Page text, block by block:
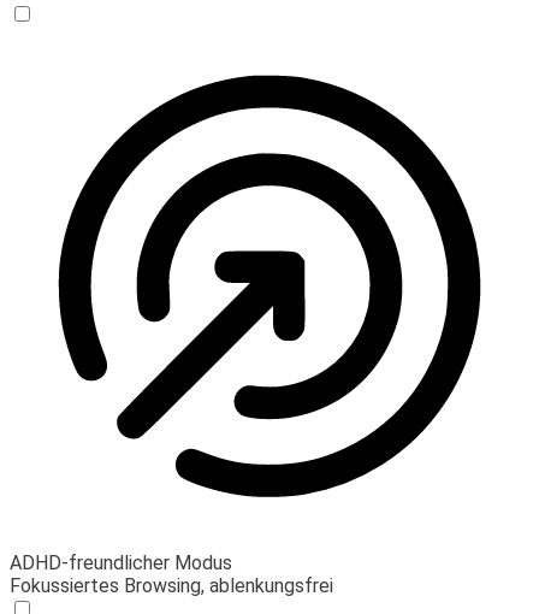
ADHD-freundlicher Modus
Fokussiertes Browsing, ablenkungsfrei